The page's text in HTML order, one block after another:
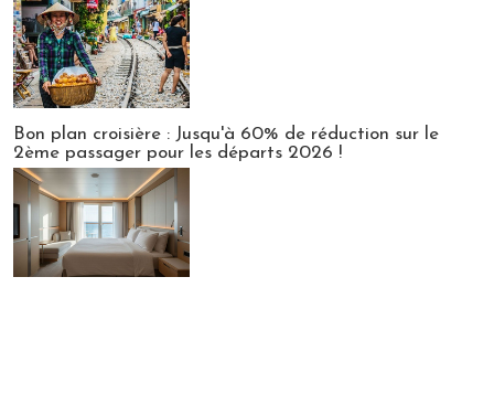
Bon plan croisière : Jusqu'à 60% de réduction sur le
2ème passager pour les départs 2026 !